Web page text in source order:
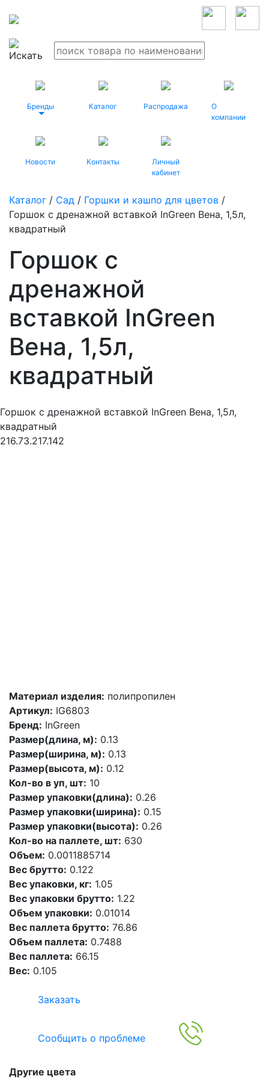
Бренды Каталог Распродажа
О
компании
Новости Контакты
Личный
кабинет
Каталог / Сад / Горшки и кашпо для цветов /
Горшок с дренажной вставкой InGreen Вена, 1,5л,
квадратный
Горшок с
дренажной
вставкой InGreen
Вена, 1,5л,
квадратный
Горшок с дренажной вставкой InGreen Вена, 1,5л,
квадратный
216.73.217.142
Материал изделия: полипропилен
Артикул: IG6803
Бренд: InGreen
Размер(длина, м): 0.13
Размер(ширина, м): 0.13
Размер(высота, м): 0.12
Кол-во в уп, шт: 10
Размер упаковки(длина): 0.26
Размер упаковки(ширина): 0.15
Размер упаковки(высота): 0.26
Кол-во на паллете, шт: 630
Объем: 0.0011885714
Вес брутто: 0.122
Вес упаковки, кг: 1.05
Вес упаковки брутто: 1.22
Объем упаковки: 0.01014
Вес паллета брутто: 76.86
Объем паллета: 0.7488
Вес паллета: 66.15
Вес: 0.105
Заказать
Сообщить о проблеме
Другие цвета